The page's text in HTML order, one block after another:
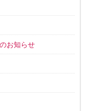
お知らせ